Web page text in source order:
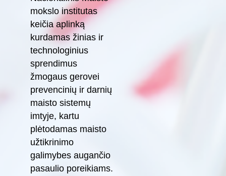
mokslo institutas
keičia aplinką
kurdamas žinias ir
technologinius
sprendimus
žmogaus gerovei
prevencinių ir darnių
maisto sistemų
imtyje, kartu
plėtodamas maisto
užtikrinimo
galimybes augančio
pasaulio poreikiams.